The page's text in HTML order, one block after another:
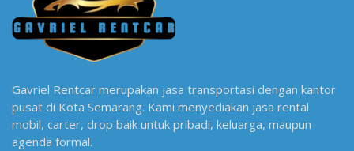
Gavriel Rentcar merupakan jasa transportasi dengan kantor
pusat di Kota Semarang. Kami menyediakan jasa rental
mobil, carter, drop baik untuk pribadi, keluarga, maupun
agenda formal.